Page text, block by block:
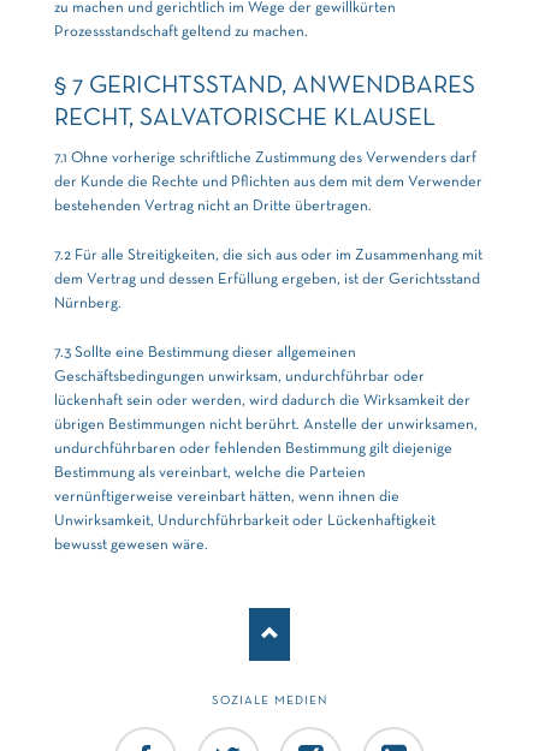
zu machen und gerichtlich im Wege der gewillkürten
Prozessstandschaft geltend zu machen.
§ 7 GERICHTSSTAND, ANWENDBARES
RECHT, SALVATORISCHE KLAUSEL
7.1 Ohne vorherige schriftliche Zustimmung des Verwenders darf
der Kunde die Rechte und Pflichten aus dem mit dem Verwender
bestehenden Vertrag nicht an Dritte übertragen.
7.2 Für alle Streitigkeiten, die sich aus oder im Zusammenhang mit
dem Vertrag und dessen Erfüllung ergeben, ist der Gerichtsstand
Nürnberg.
7.3 Sollte eine Bestimmung dieser allgemeinen
Geschäftsbedingungen unwirksam, undurchführbar oder
lückenhaft sein oder werden, wird dadurch die Wirksamkeit der
übrigen Bestimmungen nicht berührt. Anstelle der unwirksamen,
undurchführbaren oder fehlenden Bestimmung gilt diejenige
Bestimmung als vereinbart, welche die Parteien
vernünftigerweise vereinbart hätten, wenn ihnen die
Unwirksamkeit, Undurchführbarkeit oder Lückenhaftigkeit
bewusst gewesen wäre.
SOZIALE MEDIEN